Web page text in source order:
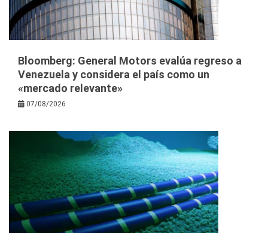
Bloomberg: General Motors evalúa regreso a
Venezuela y considera el país como un
«mercado relevante»
07/08/2026